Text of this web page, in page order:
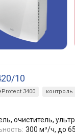
10
3400 контроль
очиститель,
300 м³/ч, до